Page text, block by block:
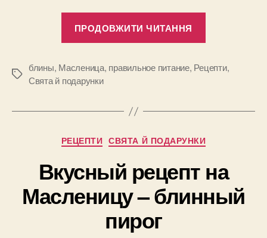
ПРОДОВЖИТИ ЧИТАННЯ
для
здоровья”
Позначки
блины, Масленица, правильное питание, Рецепти,
Свята й подарунки
Категорії
РЕЦЕПТИ СВЯТА Й ПОДАРУНКИ
Вкусный рецепт на
Масленицу – блинный
пирог